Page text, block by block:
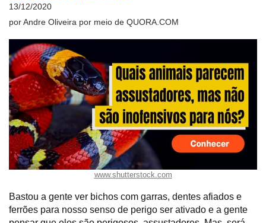
13/12/2020
por Andre Oliveira por meio de QUORA.COM
www.shutterstock.com
Bastou a gente ver bichos com garras, dentes afiados e
ferrões para nosso senso de perigo ser ativado e a gente